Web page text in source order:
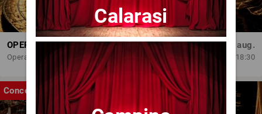
OPERA BRAȘOV ESTIVAL – ROMANCE & CINEMA - CONCERT
Opera Brasov
Sâm, 29 aug.
18:30
Concert
Calarasi